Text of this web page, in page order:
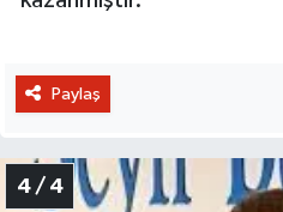
Paylaş
4 / 4